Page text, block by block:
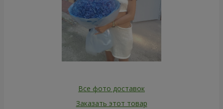
Все фото доставок
Заказать этот товар